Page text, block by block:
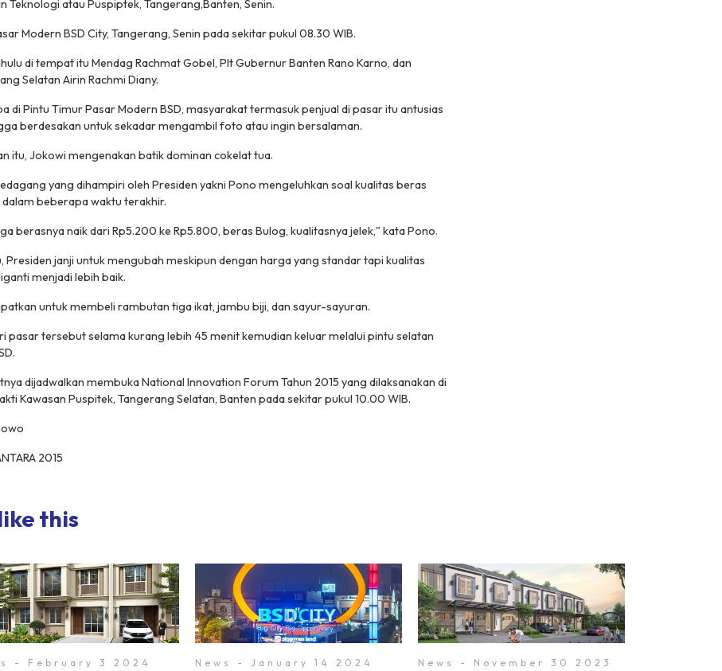
Teknologi atau Puspiptek, Tangerang,Banten, Senin.
Modern BSD City, Tangerang, Senin pada sekitar pukul 08.30 WIB.
di tempat itu Mendag Rachmat Gobel, Plt Gubernur Banten Rano Karno, dan
Selatan Airin Rachmi Diany.
di Pintu Timur Pasar Modern BSD, masyarakat termasuk penjual di pasar itu antusias
berdesakan untuk sekadar mengambil foto atau ingin bersalaman.
itu, Jokowi mengenakan batik dominan cokelat tua.
yang dihampiri oleh Presiden yakni Pono mengeluhkan soal kualitas beras
beberapa waktu terakhir.
berasnya naik dari Rp5.200 ke Rp5.800, beras Bulog, kualitasnya jelek," kata Pono.
Presiden janji untuk mengubah meskipun dengan harga yang standar tapi kualitas
menjadi lebih baik.
untuk membeli rambutan tiga ikat, jambu biji, dan sayur-sayuran.
pasar tersebut selama kurang lebih 45 menit kemudian keluar melalui pintu selatan
dijadwalkan membuka National Innovation Forum Tahun 2015 yang dilaksanakan di
Kawasan Puspitek, Tangerang Selatan, Banten pada sekitar pukul 10.00 WIB.
2015
this
- February 3 2024 News - January 14 2024 News - November 30 2023